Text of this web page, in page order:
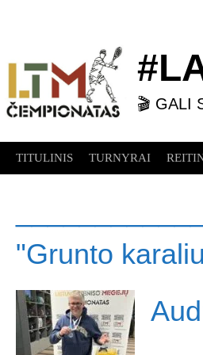
🎬 GALI
TITULINIS TURNYRAI
"Grunto